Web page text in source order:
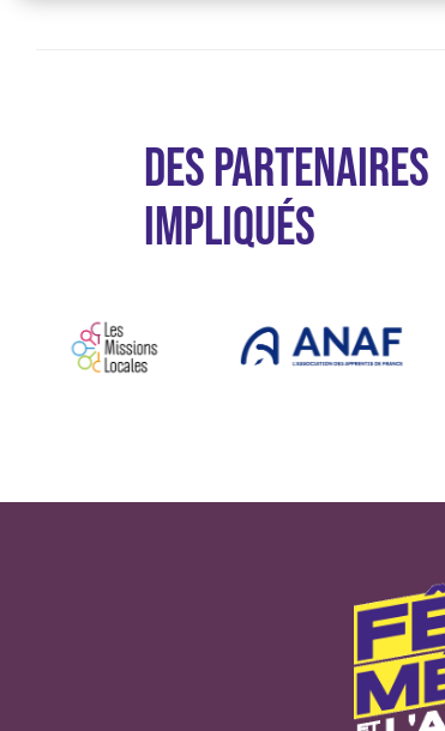
DES PARTENAIRES
IMPLIQUÉS